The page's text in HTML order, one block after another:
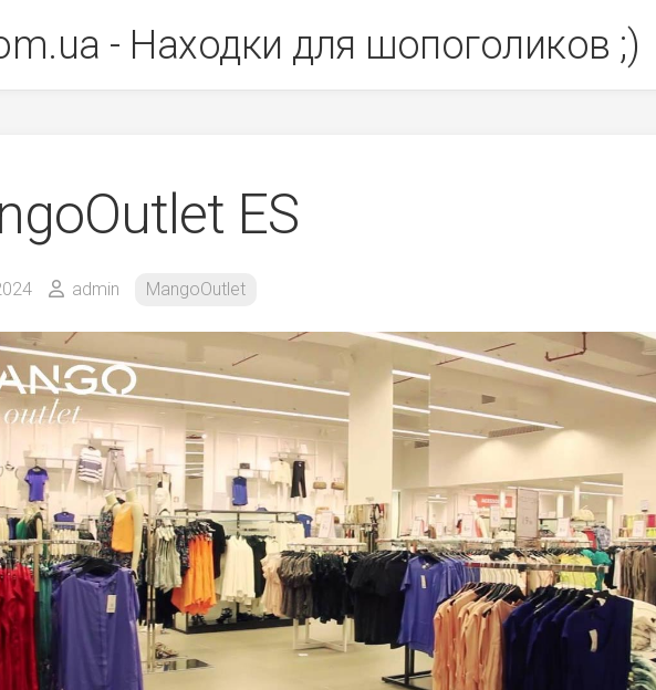
- Находки для шопоголиков ;)
ES
admin MangoOutlet